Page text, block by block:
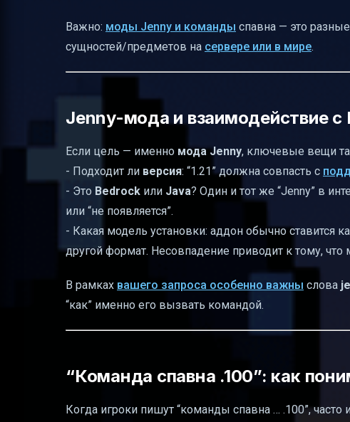
Важно: моды Jenny и команды спавна — это
сущностей/предметов на сервере или в мире.
Jenny-мода и взаимодействие с
Если цель — именно мода Jenny, ключевые вещи
- Подходит ли версия: “1.21” должна совпасть с
- Это Bedrock или Java? Один и тот же “Jenny” в
или “не появляется”.
- Какая модель установки: аддон обычно ставится
другой формат. Несовпадение приводит к тому, что
В рамках вашего запроса особенно важны слова
“как” именно его вызвать командой.
“Команда спавна .100”: как
Когда игроки пишут “команды спавна … .100”,